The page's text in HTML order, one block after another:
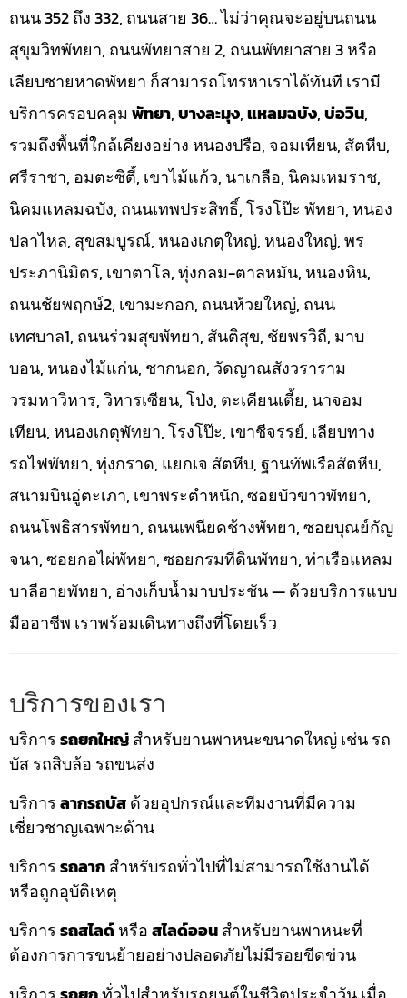
ถนน 352 ถึง 332, ถนนสาย 36… ไม่ว่าคุณจะอยู่บนถนน
สุขุมวิทพัทยา, ถนนพัทยาสาย 2, ถนนพัทยาสาย 3 หรือ
เลียบชายหาดพัทยา ก็สามารถโทรหาเราได้ทันที เรามี
บริการครอบคลุมพัทยา,บางละมุง,แหลมฉบัง,บ่อวิน,
รวมถึงพื้นที่ใกล้เคียงอย่าง หนองปรือ, จอมเทียน, สัตหีบ,
ศรีราชา, อมตะซิตี้, เขาไม้แก้ว, นาเกลือ, นิคมเหมราช,
นิคมแหลมฉบัง, ถนนเทพประสิทธิ์, โรงโป๊ะ พัทยา, หนอง
ปลาไหล, สุขสมบูรณ์, หนองเกตุใหญ่, หนองใหญ่, พร
ประภานิมิตร, เขาตาโล, ทุ่งกลม-ตาลหมัน, หนองหิน,
ถนนชัยพฤกษ์2, เขามะกอก, ถนนห้วยใหญ่, ถนน
เทศบาล1, ถนนร่วมสุขพัทยา, สันติสุข, ชัยพรวิถี, มาบ
บอน, หนองไม้แก่น, ชากนอก, วัดญาณสังวราราม
วรมหาวิหาร, วิหารเซียน, โป่ง, ตะเคียนเตี้ย, นาจอม
เทียน, หนองเกตุพัทยา, โรงโป๊ะ, เขาชีจรรย์, เลียบทาง
รถไฟพัทยา, ทุ่งกราด, แยกเจ สัตหีบ, ฐานทัพเรือสัตหีบ,
สนามบินอู่ตะเภา, เขาพระตำหนัก, ซอยบัวขาวพัทยา,
ถนนโพธิสารพัทยา, ถนนเพนียดช้างพัทยา, ซอยบุณย์กัญ
จนา, ซอยกอไผ่พัทยา, ซอยกรมที่ดินพัทยา, ท่าเรือแหลม
บาลีฮายพัทยา, อ่างเก็บน้ำมาบประชัน — ด้วยบริการแบบ
มืออาชีพ เราพร้อมเดินทางถึงที่โดยเร็ว
บริการของเรา
บริการรถยกใหญ่สำหรับยานพาหนะขนาดใหญ่ เช่น รถ
บัส รถสิบล้อ รถขนส่ง
บริการลากรถบัสด้วยอุปกรณ์และทีมงานที่มีความ
เชี่ยวชาญเฉพาะด้าน
บริการรถลากสำหรับรถทั่วไปที่ไม่สามารถใช้งานได้
หรือถูกอุบัติเหตุ
บริการรถสไลด์หรือสไลด์ออนสำหรับยานพาหนะที่
ต้องการการขนย้ายอย่างปลอดภัยไม่มีรอยขีดข่วน